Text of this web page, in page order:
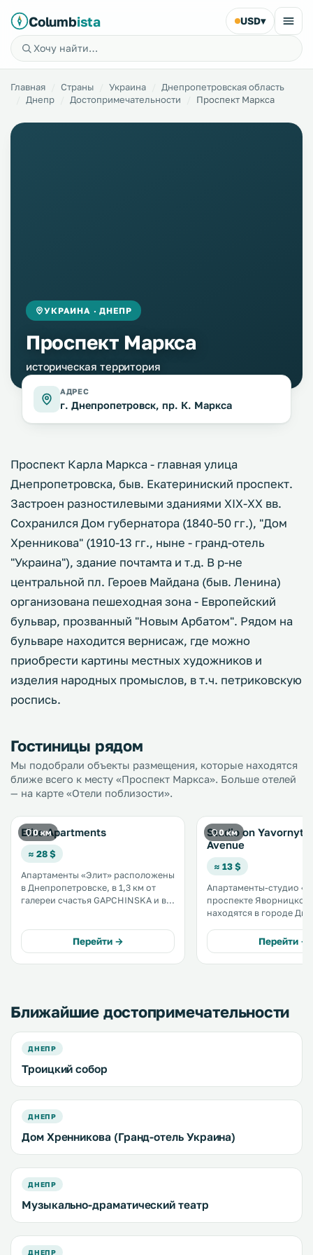
Columbista USD▾
Главная Страны Украина
Днепропетровская область
Днепр
Достопримечательности Проспект Маркса
УКРАИНА · ДНЕПР
Проспект Маркса
историческая территория
АДРЕС
г. Днепропетровск, пр. К. Маркса
Проспект Карла Маркса - главная улица
Днепропетровска, быв. Екатериниский проспект.
Застроен разностилевыми зданиями XIX-XX вв.
Сохранился Дом губернатора (1840-50 гг.), "Дом
Хренникова" (1910-13 гг., ныне - гранд-отель
"Украина"), здание почтамта и т.д. В р-не
центральной пл. Героев Майдана (быв. Ленина)
организована пешеходная зона - Европейский
бульвар, прозванный "Новым Арбатом". Рядом на
бульваре находится вернисаж, где можно
приобрести картины местных художников и
изделия народных промыслов, в т.ч. петриковскую
роспись.
Гостиницы рядом
Мы подобрали объекты размещения, которые находятся
ближе всего к месту «Проспект Маркса». Больше отелей
— на карте «Отели поблизости».
0 км
Elite Apartments
≈ 28 $
Апартаменты «Элит» расположены
в Днепропетровске, в 1,3 км от
галереи счастья GAPCHINSKA и в
услугам гостей балкон. На всей
территории работает бесплатный
Wi-Fi. .
Перейти →
0 км
Studio on
Avenue
≈ 13 $
Апартаменты-студио
проспекте
находятся в городе
и Днепропетровской
промышленной палаты. К услугам
гостей бесплатный Wi-
Перейти →
Ближайшие достопримечательности
ДНЕПР
Троицкий собор
ДНЕПР
Дом Хренникова (Гранд-отель Украина)
ДНЕПР
Музыкально-драматический театр
ДНЕПР